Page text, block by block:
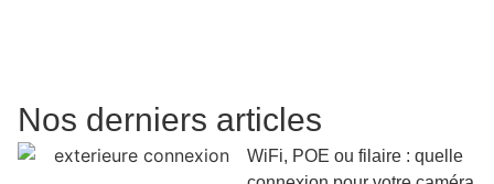
Nos derniers articles
WiFi, POE ou filaire : quelle